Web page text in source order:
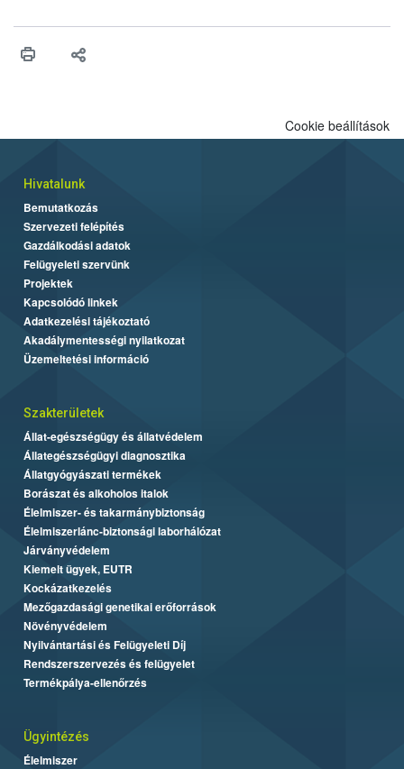
érésű szőlőkben is legyen lehetőség a károsító elleni további
felhasználók számára is elérhető és ökológiai termesztésben is
Cookie beállítások
Hivatalunk
Bemutatkozás
Szervezeti felépítés
Gazdálkodási adatok
Felügyeleti szervünk
Projektek
Kapcsolódó linkek
Adatkezelési tájékoztató
Akadálymentességi nyilatkozat
Üzemeltetési információ
Szakterületek
Állat-egészségügy és állatvédelem
Állategészségügyi diagnosztika
Állatgyógyászati termékek
Borászat és alkoholos italok
Élelmiszer- és takarmánybiztonság
Élelmiszerlánc-biztonsági laborhálózat
Járványvédelem
Kiemelt ügyek, EUTR
Kockázatkezelés
Mezőgazdasági genetikai erőforrások
Növényvédelem
Nyilvántartási és Felügyeleti Díj
Rendszerszervezés és felügyelet
Termékpálya-ellenőrzés
Ügyintézés
Élelmiszer